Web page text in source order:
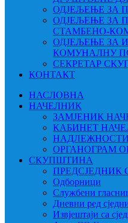
ОДЈЕЉЕЊЕ ЗА
ОДЈЕЉЕЊЕ ЗА
СТАМБЕНО-
ОДЈЕЉЕЊЕ ЗА
КОМУНАЛНУ
СЕКРЕТАР
КОНТАКТ
НАСЛОВНА
НАЧЕЛНИК
ЗАМЈЕНИК
КАБИНЕТ
ОРГАНОГРАМ
СКУПШТИНА
ПРЕДСЈЕДНИК
Одборници
Службени
Дневни ред
Извјештаји са